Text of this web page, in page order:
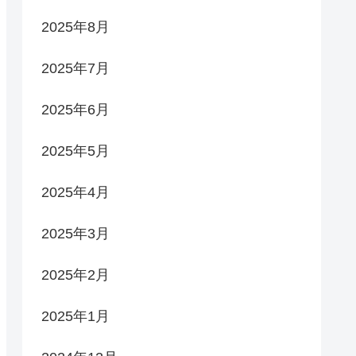
2025年8月
2025年7月
2025年6月
2025年5月
2025年4月
2025年3月
2025年2月
2025年1月